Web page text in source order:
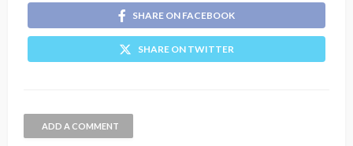
SHARE ON FACEBOOK
SHARE ON TWITTER
ADD A COMMENT